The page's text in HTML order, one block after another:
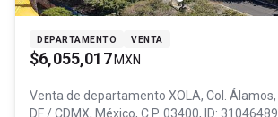
DEPARTAMENTO VENTA
$6,055,017 MXN
Venta de departamento XOLA, Col. Álamos,
DF / CDMX, México, C.P. 03400, ID: 31046489